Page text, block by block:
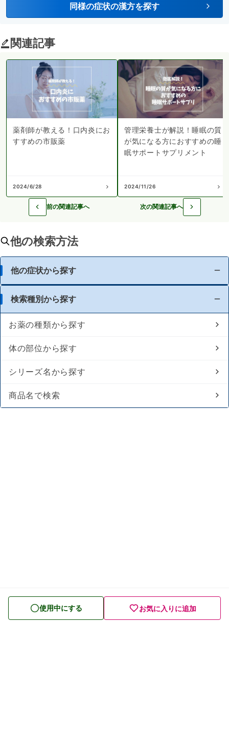
同様の症状の漢方を探す
関連記事
薬剤師が教える！口内炎にお
すすめの市販薬
2024/6/28
管理栄養士が解説！睡眠の質
が気になる方におすすめの睡
眠サポートサプリメント
2024/11/26
前の関連記事へ 次の関連記事へ
他の検索方法
他の症状から探す
検索種別から探す
お薬の種類から探す
体の部位から探す
シリーズ名から探す
商品名で検索
使用中にする お気に入りに追加